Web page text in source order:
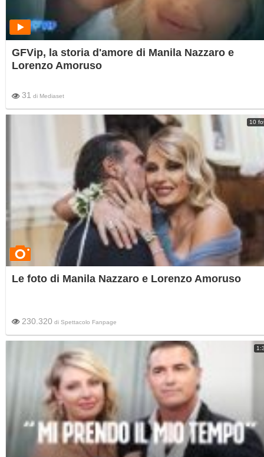
GFVip, la storia d'amore di Manila Nazzaro e
Lorenzo Amoruso
31 di Mediaset
10
Le foto di Manila Nazzaro e Lorenzo Amoruso
230.320 di Spettacolo Fanpage